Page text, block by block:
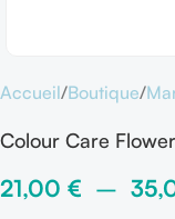
Accueil Boutique
Colour Care
21,00 € –